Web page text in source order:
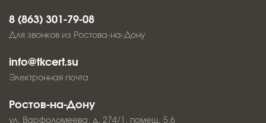
8 (863) 301-79-08
Для звонков из Ростова-на-Дону
info@tkcert.su
Электронная почта
Ростов-на-Дону
ул. Варфоломеева, д. 274/1, помещ. 5,6